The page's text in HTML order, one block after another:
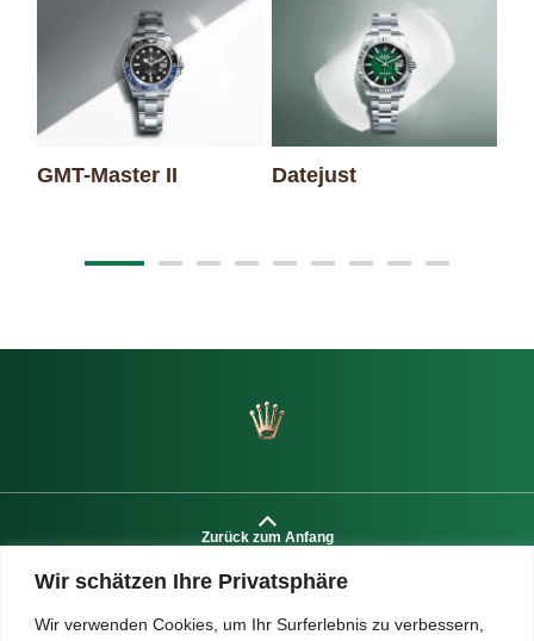
Wir schätzen Ihre Privatsphäre
Wir verwenden Cookies, um Ihr Surferlebnis zu verbessern,
GMT-Master II Datejust
Zurück zum Anfang